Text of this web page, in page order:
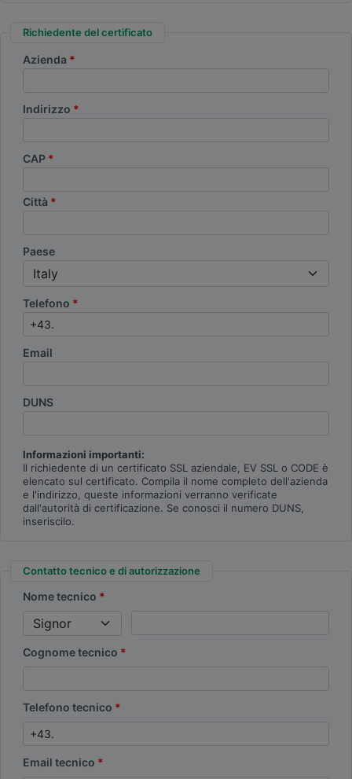
Richiedente del certificato
Azienda
Indirizzo
CAP
Città
Paese
Telefono
Email
DUNS
Informazioni importanti:
Il richiedente di un certificato SSL aziendale, EV SSL o CODE è
elencato sul certificato. Compila il nome completo dell'azienda
e l'indirizzo, queste informazioni verranno verificate
dall'autorità di certificazione. Se conosci il numero DUNS,
inseriscilo.
Contatto tecnico e di autorizzazione
Nome tecnico
Cognome tecnico
Telefono tecnico
Email tecnico